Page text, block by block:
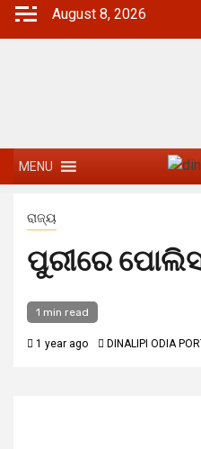
August 8, 2026
MENU
ରାଜ୍ୟ
ପୁରୀରେ
1 min read
1 year ago DINALIPI ODIA